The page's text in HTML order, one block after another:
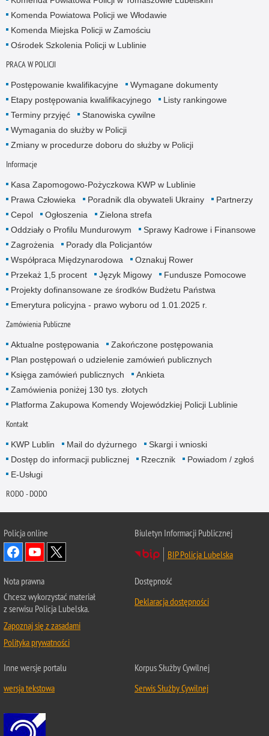
Komenda Powiatowa Policji we Włodawie
Komenda Miejska Policji w Zamościu
Ośrodek Szkolenia Policji w Lublinie
PRACA W POLICJI
Postępowanie kwalifikacyjne
Wymagane dokumenty
Etapy postępowania kwalifikacyjnego
Listy rankingowe
Terminy przyjęć
Stanowiska cywilne
Wymagania do służby w Policji
Zmiany w procedurze doboru do służby w Policji
Informacje
Kasa Zapomogowo-Pożyczkowa KWP w Lublinie
Prawa Człowieka
Poradnik dla obywateli Ukrainy
Partnerzy
Cepol
Ogłoszenia
Zielona strefa
Oddziały o Profilu Mundurowym
Sprawy Kadrowe i Finansowe
Zagrożenia
Porady dla Policjantów
Współpraca Międzynarodowa
Oznakuj Rower
Przekaż 1,5 procent
Język Migowy
Fundusze Pomocowe
Projekty dofinansowane ze środków Budżetu Państwa
Emerytura policyjna - prawo wyboru od 1.01.2025 r.
Zamówienia Publiczne
Aktualne postępowania
Zakończone postępowania
Plan postępowań o udzielenie zamówień publicznych
Księga zamówień publicznych
Ankieta
Zamówienia poniżej 130 tys. złotych
Platforma Zakupowa Komendy Wojewódzkiej Policji Lublinie
Kontakt
KWP Lublin Mail do dyżurnego
Skargi i wnioski
Dostęp do informacji publicznej
Rzecznik
Powiadom / zgłoś
E-Usługi
RODO - DODO
Policja online
Biuletyn Informacji Publicznej
BIP Policja Lubelska
Nota prawna
Chcesz wykorzystać materiał
z serwisu Policja Lubelska.
Zapoznaj się z zasadami
Polityka prywatności
Dostępność
Deklaracja dostępności
Inne wersje portalu
wersja tekstowa
Korpus Służby Cywilnej
Serwis Służby Cywilnej